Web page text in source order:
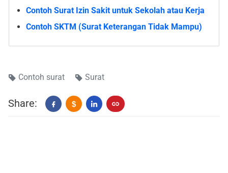
Contoh Surat Izin Sakit untuk Sekolah atau Kerja
Contoh SKTM (Surat Keterangan Tidak Mampu)
Contoh surat Surat
Share: $